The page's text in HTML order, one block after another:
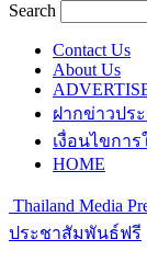
Search
Contact Us
About Us
ฝากข่าวปร
เงื่อนไขกา
HOME
Thailand Media
ประชาสัมพันธ์ฟรี